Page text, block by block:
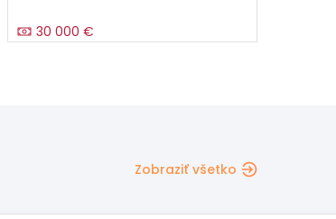
30 000 €
Zobraziť všetko